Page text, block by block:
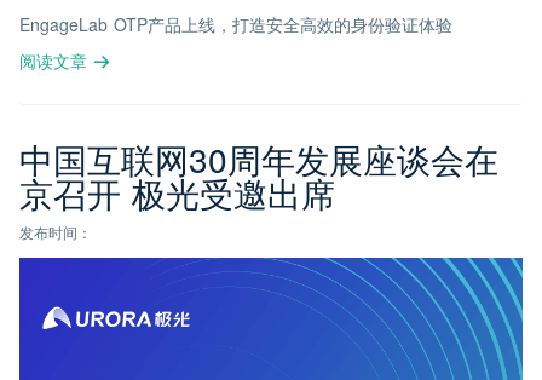
EngageLab OTP产品上线，打造安全高效的身份验证体验
阅读文章
中国互联网30周年发展座谈会在
京召开 极光受邀出席
发布时间：